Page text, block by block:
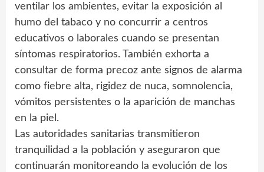
ventilar los ambientes, evitar la exposición al
humo del tabaco y no concurrir a centros
educativos o laborales cuando se presentan
síntomas respiratorios. También exhorta a
consultar de forma precoz ante signos de alarma
como fiebre alta, rigidez de nuca, somnolencia,
vómitos persistentes o la aparición de manchas
en la piel.
Las autoridades sanitarias transmitieron
tranquilidad a la población y aseguraron que
continuarán monitoreando la evolución de los